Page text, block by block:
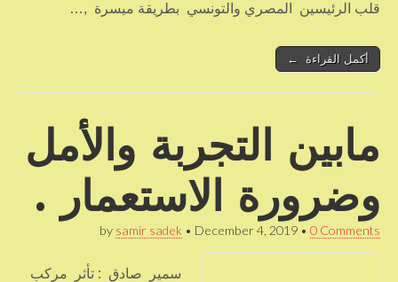
قلب الرئيسين المصري والتونسي بطريقة ميسرة ,…
أكمل القراءة ←
مابين التجربة والأمل
وضرورة الاستعمار .
by samir sadek • December 4, 2019 • 0 Comments
سمير صادق : تأثر مركب